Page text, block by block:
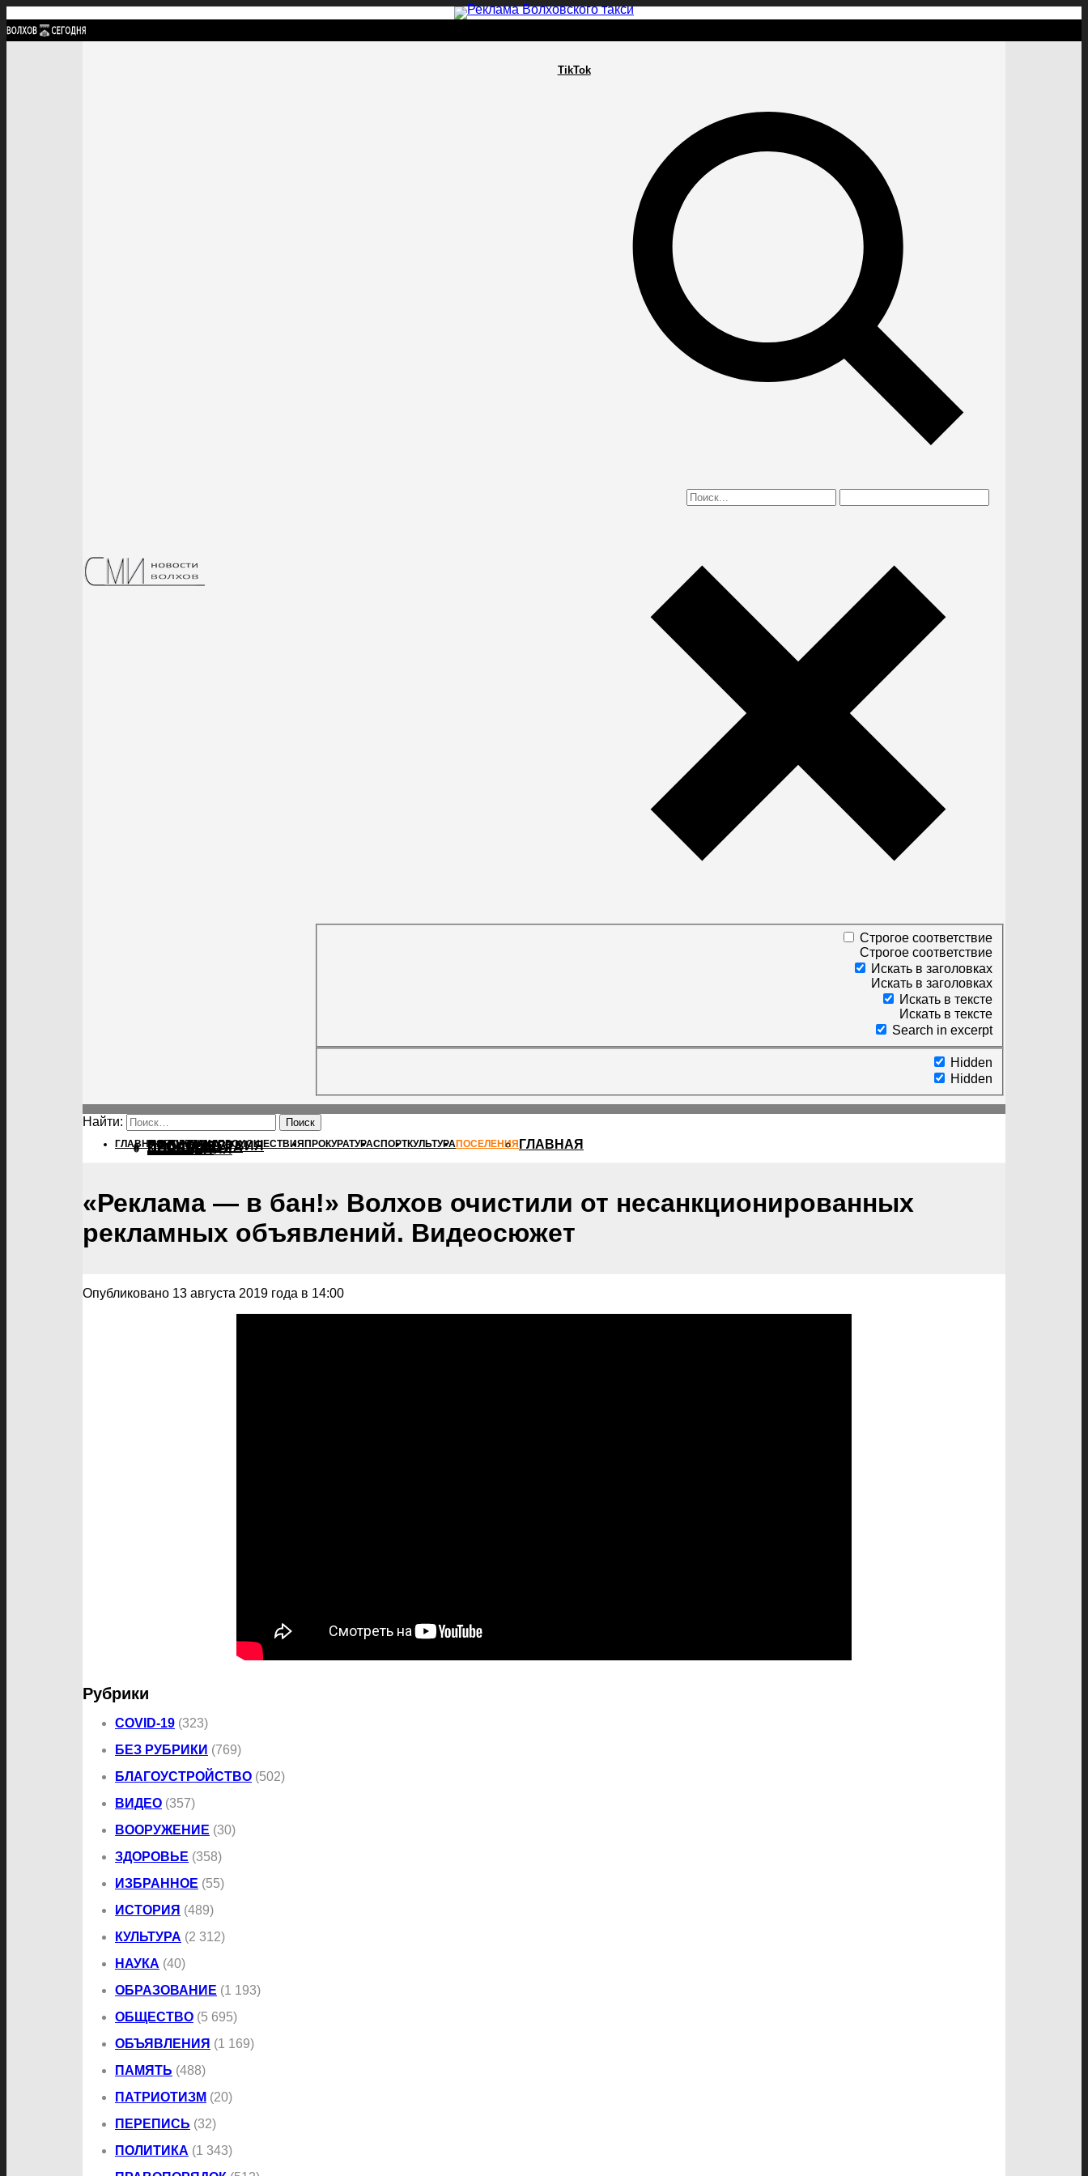
TikTok
Строгое соответствие
Строгое соответствие
Искать в заголовках
Искать в заголовках
Искать в тексте
Искать в тексте
Search in excerpt
Hidden
Hidden
Найти:
ГЛАВНАЯПОЛИТИКАПРОИСШЕСТВИЯ ПРОКУРАТУРАСПОРТКУЛЬТУРАПОСЕЛЕНИЯ ГЛАВНАЯ
ПОЛИТИКА
ПРОИСШЕСТВИЯ
ПРОКУРАТУРА
СПОРТ
КУЛЬТУРА
ПОСЕЛЕНИЯ
«Реклама — в бан!» Волхов очистили от несанкционированных
рекламных объявлений. Видеосюжет
Опубликовано 13 августа 2019 года в 14:00
Рубрики
COVID-19 (323)
БЕЗ РУБРИКИ (769)
БЛАГОУСТРОЙСТВО (502)
ВИДЕО (357)
ВООРУЖЕНИЕ (30)
ЗДОРОВЬЕ (358)
ИЗБРАННОЕ (55)
ИСТОРИЯ (489)
КУЛЬТУРА (2 312)
НАУКА (40)
ОБРАЗОВАНИЕ (1 193)
ОБЩЕСТВО (5 695)
ОБЪЯВЛЕНИЯ (1 169)
ПАМЯТЬ (488)
ПАТРИОТИЗМ (20)
ПЕРЕПИСЬ (32)
ПОЛИТИКА (1 343)